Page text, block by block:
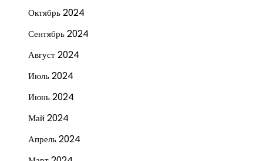
Октябрь 2024
Сентябрь 2024
Август 2024
Июль 2024
Июнь 2024
Май 2024
Апрель 2024